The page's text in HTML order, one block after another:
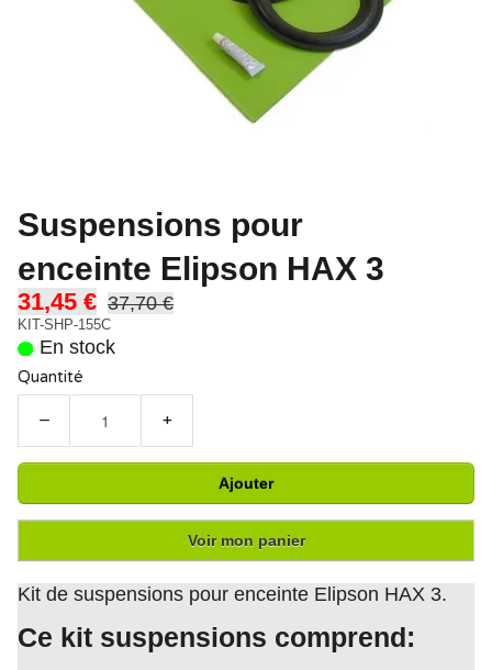
Suspensions pour
enceinte Elipson HAX 3
31,45 € 37,70 €
KIT-SHP-155C
En stock
Quantité
− +
Ajouter
Voir mon panier
Kit de suspensions pour enceinte Elipson HAX 3.
Ce kit suspensions comprend: